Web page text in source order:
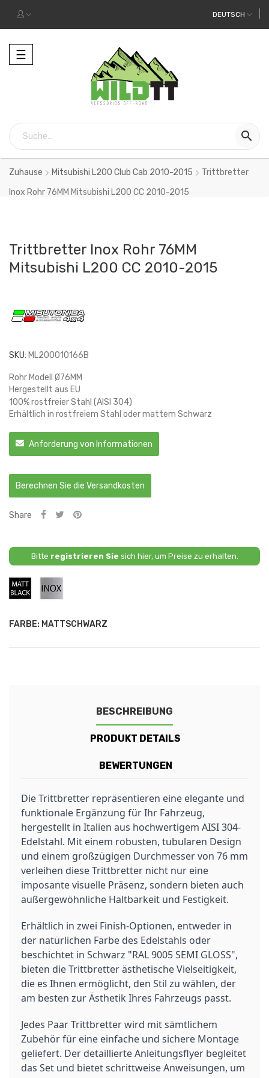
DEUTSCH
Toggle
navigation
☰

Zuhause Mitsubishi L200 Club Cab 2010-2015
Trittbretter
Inox Rohr 76MM Mitsubishi L200 CC 2010-2015
Trittbretter Inox Rohr 76MM
Mitsubishi L200 CC 2010-2015
SKU: ML200010166B
Rohr Modell Ø76MM
Hergestellt aus EU
100% rostfreier Stahl (AISI 304)
Erhältlich in rostfreiem Stahl oder mattem Schwarz
Anforderung von Informationen
Berechnen Sie die Versandkosten
Share
Bitte registrieren Sie sich hier, um Preise zu erhalten.
FARBE: MATTSCHWARZ
Mattschwarz
BESCHREIBUNG
PRODUKT DETAILS
BEWERTUNGEN
Die Trittbretter repräsentieren eine elegante und
funktionale Ergänzung für Ihr Fahrzeug,
hergestellt in Italien aus hochwertigem AISI 304-
Edelstahl. Mit einem robusten, tubularen Design
und einem großzügigen Durchmesser von 76 mm
verleihen diese Trittbretter nicht nur eine
imposante visuelle Präsenz, sondern bieten auch
außergewöhnliche Haltbarkeit und Festigkeit.
Erhältlich in zwei Finish-Optionen, entweder in
der natürlichen Farbe des Edelstahls oder
beschichtet in Schwarz "RAL 9005 SEMI GLOSS",
bieten die Trittbretter ästhetische Vielseitigkeit,
die es Ihnen ermöglicht, den Stil zu wählen, der
am besten zur Ästhetik Ihres Fahrzeugs passt.
Jedes Paar Trittbretter wird mit sämtlichem
Zubehör für eine einfache und sichere Montage
geliefert. Der detaillierte Anleitungsflyer begleitet
das Set und bietet schrittweise Anweisungen, um